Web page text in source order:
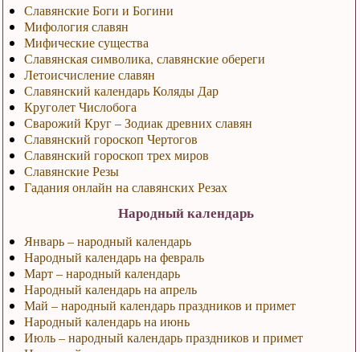
Славянские Боги и Богини
Мифология славян
Мифические существа
Славянская символика, славянские обереги
Летоисчисление славян
Славянский календарь Коляды Дар
Круголет Числобога
Сварожий Круг – Зодиак древних славян
Славянский гороскоп Чертогов
Славянский гороскоп трех миров
Славянские Резы
Гадания онлайн на славянских Резах
Народный календарь
Январь – народный календарь
Народный календарь на февраль
Март – народный календарь
Народный календарь на апрель
Май – народный календарь праздников и примет
Народный календарь на июнь
Июль – народный календарь праздников и примет